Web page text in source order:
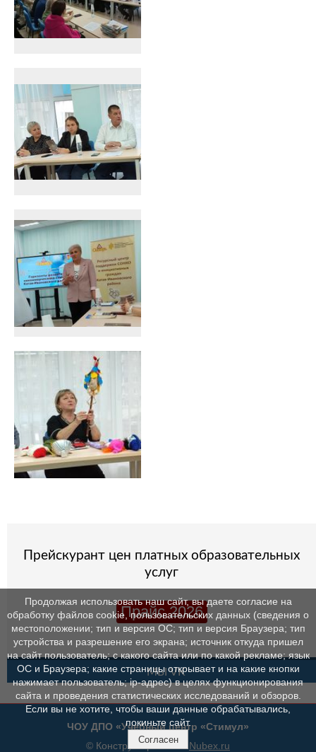
Прейскурант цен платных образовательных
услуг
Прайс 2026
МЫ VK
ЧОУ ДПО «Учебный центр «Стимул»
© Конструктор сайтов Nubex.ru
Продолжая использовать наш сайт, вы даете согласие на
обработку файлов cookie, пользовательских данных (сведения о
местоположении; тип и версия ОС; тип и версия Браузера; тип
устройства и разрешение его экрана; источник откуда пришел
на сайт пользователь; с какого сайта или по какой рекламе; язык
ОС и Браузера; какие страницы открывает и на какие кнопки
нажимает пользователь; ip-адрес) в целях функционирования
сайта и проведения статистических исследований и обзоров.
Если вы не хотите, чтобы ваши данные обрабатывались,
покиньте сайт.
Согласен